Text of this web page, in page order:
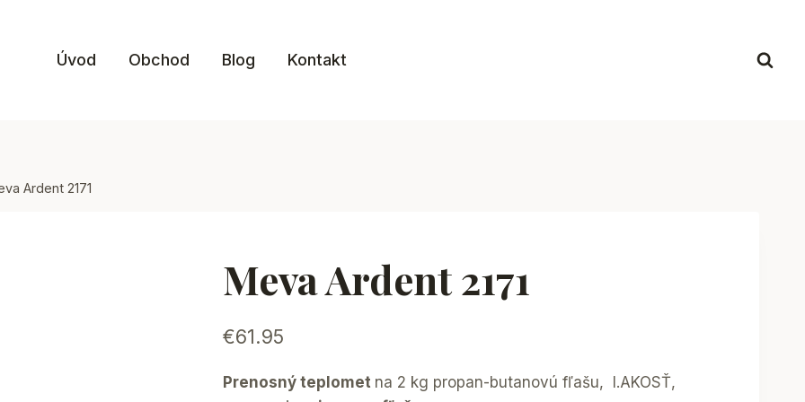
Úvod Obchod Blog Kontakt
Ardent 2171
Meva Ardent 2171
€61.95
Prenosný teplomet na 2 kg propan-butanovú fľašu, I.AKOSŤ,